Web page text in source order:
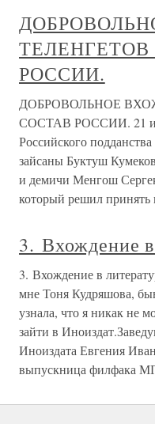
РОССИИ.
ДОБРОВОЛЬНОЕ
СОСТАВ РОССИИ. 21
Российского
зайсаны Буктуш
и демичи Менгош
который решил принять
3. Вхождение
3. Вхождение в
мне Тоня Кудряшова,
узнала, что я никак не
зайти в
Иноиздата Евгения
выпускница филфака